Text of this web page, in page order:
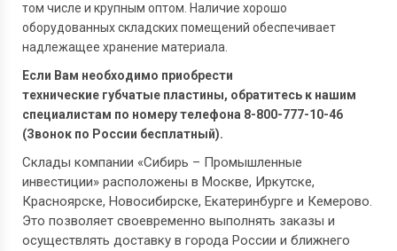
том числе и крупным оптом. Наличие хорошо
оборудованных складских помещений обеспечивает
надлежащее хранение материала.
Если Вам необходимо приобрести
технические губчатые пластины, обратитесь к нашим
специалистам по номеру телефона 8-800-777-10-46
(Звонок по России бесплатный).
Склады компании «Сибирь – Промышленные
инвестиции» расположены в Москве, Иркутске,
Красноярске, Новосибирске, Екатеринбурге и Кемерово.
Это позволяет своевременно выполнять заказы и
осуществлять доставку в города России и ближнего